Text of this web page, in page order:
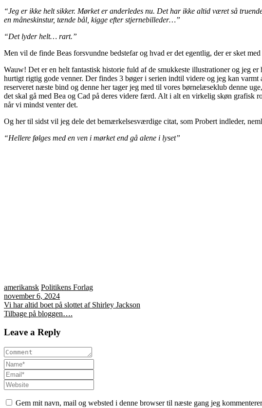
“Jeg er ikke helt sikker. Mørket er anderledes nu. Det har ikke altid været så
en måneskinstur, tænde bål, kigge efter stjernebilleder…”
“Det lyder helt… rart.”
Men vil de finde Beas forsvundne bedstefar og hvad er det egentlig, der er sket med
Wauw! Det er en helt fantastisk historie fuld af de smukkeste illustrationer og jeg
hurtigt rigtig gode venner. Der findes 3 bøger i serien indtil videre og jeg kan
reserveret næste bind og denne her tager jeg med til vores børnelæseklub denne
det skal gå med Bea og Cad på deres videre færd. Alt i alt en virkelig skøn grafisk
når vi mindst venter det.
Og her til sidst vil jeg dele det bemærkelsesværdige citat, som Probert indleder,
“Hellere følges med en ven i mørket end gå alene i lyset”
amerikansk Politikens Forlag
november 6, 2024
Indlægsnavigation
Vi har altid boet på slottet af Shirley Jackson
Tilbage på bloggen….
Leave a Reply
Gem mit navn, mail og websted i denne browser til næste gang jeg